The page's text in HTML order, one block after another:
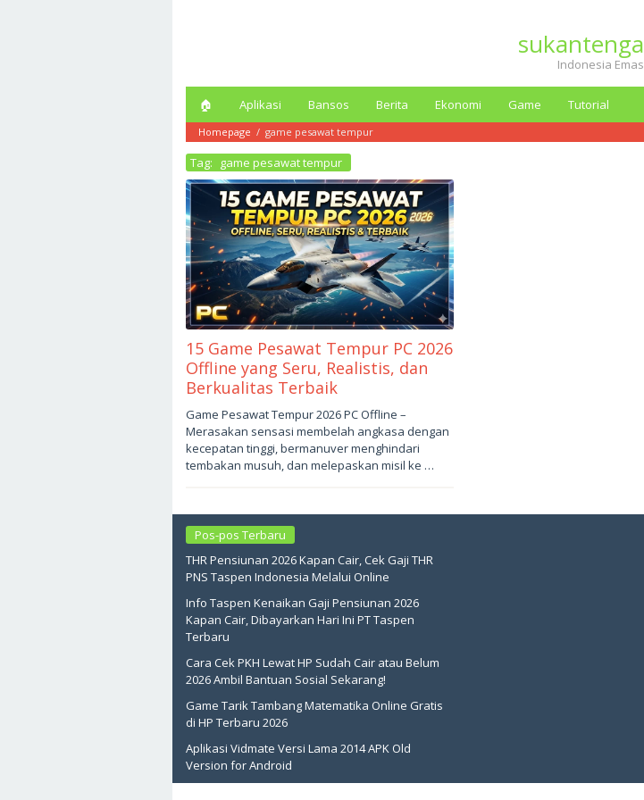
Indonesia Emas
🏠︎ Aplikasi Bansos Berita Ekonomi Game Tutorial
Homepage / game pesawat tempur
Tag: game pesawat tempur
15 Game Pesawat Tempur PC 2026
Offline yang Seru, Realistis, dan
Berkualitas Terbaik
Mei
16,
2026
oleh
sukantengah
Game Pesawat Tempur 2026 PC Offline –
Merasakan sensasi membelah angkasa dengan
kecepatan tinggi, bermanuver menghindari
tembakan musuh, dan melepaskan misil ke …
Pos-pos Terbaru
THR Pensiunan 2026 Kapan Cair, Cek Gaji THR
PNS Taspen Indonesia Melalui Online
Info Taspen Kenaikan Gaji Pensiunan 2026
Kapan Cair, Dibayarkan Hari Ini PT Taspen
Terbaru
Cara Cek PKH Lewat HP Sudah Cair atau Belum
2026 Ambil Bantuan Sosial Sekarang!
Game Tarik Tambang Matematika Online Gratis
di HP Terbaru 2026
Aplikasi Vidmate Versi Lama 2014 APK Old
Version for Android